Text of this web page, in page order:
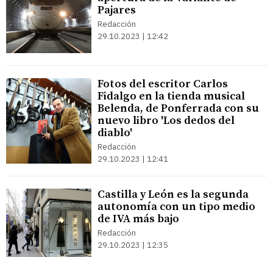
Pajares
Redacción
29.10.2023 | 12:42
Fotos del escritor Carlos
Fidalgo en la tienda musical
Belenda, de Ponferrada con su
nuevo libro 'Los dedos del
diablo'
Redacción
29.10.2023 | 12:41
Castilla y León es la segunda
autonomía con un tipo medio
de IVA más bajo
Redacción
29.10.2023 | 12:35